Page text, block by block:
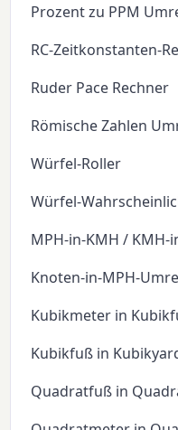
Prozent zu PPM
RC-Zeitkonstanten-
Ruder Pace Rechner
Römische Zahlen
Würfel-Roller
Würfel-
MPH-in-KMH /
Knoten-in-MPH-
Kubikmeter in
Kubikfuß in
Quadratfuß in